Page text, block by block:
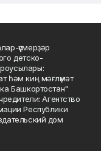
үҫмерҙәр
детско-
һәм киң мәғлүмәт
Башкортостан"
Агентство
Республики
дом